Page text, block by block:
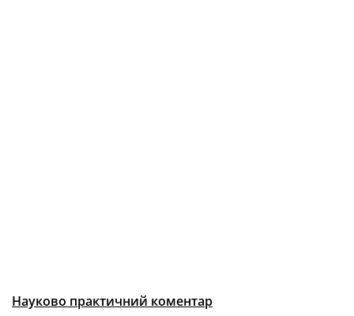
Науково практичний коментар